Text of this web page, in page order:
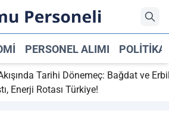
PERSONEL ALIMI POLITIKA
Tarihi Dönemeç: Bağdat ve Erbil
Enerji Rotası Türkiye!